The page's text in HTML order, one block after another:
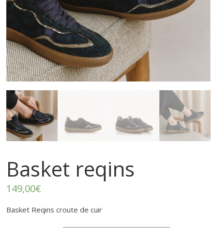
–
p
r
ê
t
à
p
o
r
Basket reqins
149,00€
Basket Reqins croute de cuir